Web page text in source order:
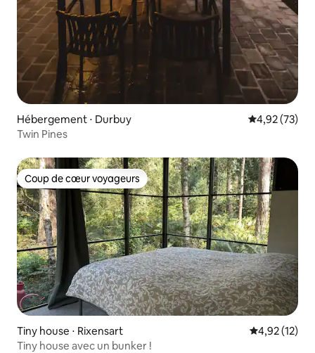
Hébergement ⋅ Durbuy Évaluation
4,92 (73)
Twin Pines
Coup de cœur voyageurs
Coup de cœur voyageurs
Tiny house ⋅ Rixensart Évaluation
4,92 (12)
Tiny house avec un bunker !